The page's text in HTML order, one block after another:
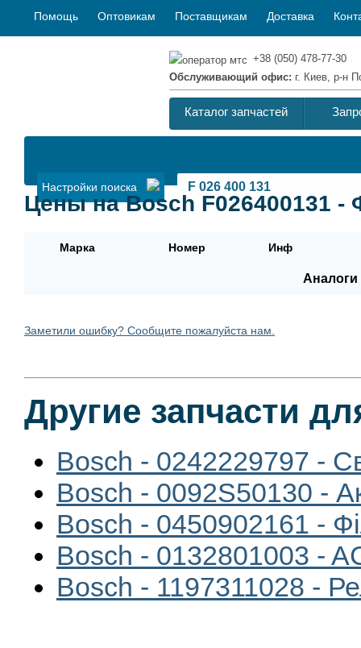
Помощь Оптовикам Поставщикам Доставка
+38 (050) 478-77-30
Обслуживающий офис: г. Киев, р-н
Каталог запчастей
Настройки поиска
Цены на Bosch F026400131 -
Марка Номер Инф
Аналоги
Заметили ошибку? Сообщите пожалуйста нам.
Другие запчасти
Bosch - 0242229797 -
Bosch - 0092S50130 -
Bosch - 0450902161 -
Bosch - 0132801003 -
Bosch - 1197311028 -